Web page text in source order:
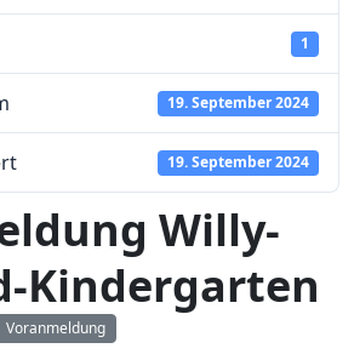
1
19. September 2024
19. September 2024
Willy-
Kindergarten
Voranmeldung